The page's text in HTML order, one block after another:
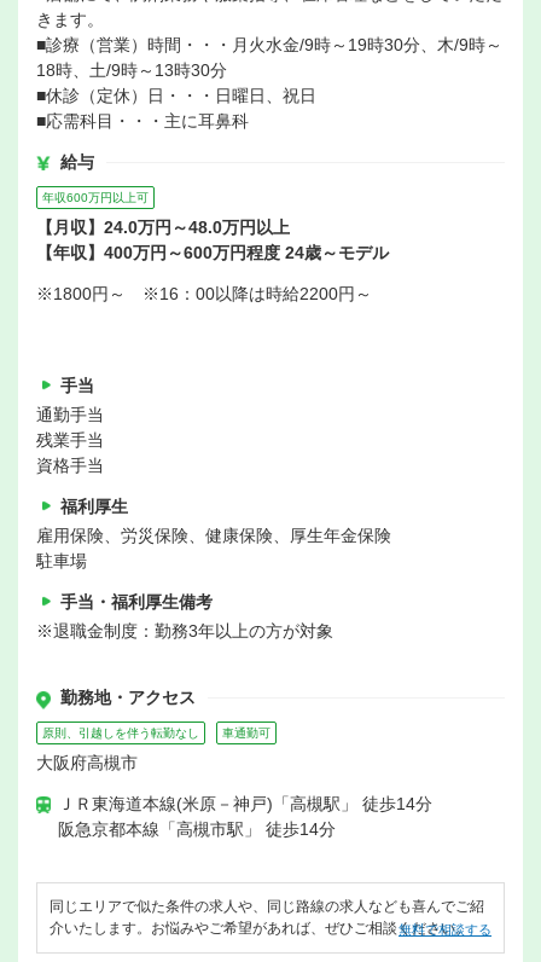
きます。
■診療（営業）時間・・・月火水金/9時～19時30分、木/9時～
18時、土/9時～13時30分
■休診（定休）日・・・日曜日、祝日
■応需科目・・・主に耳鼻科
給与
年収600万円以上可
【月収】24.0万円～48.0万円以上
【年収】400万円～600万円程度 24歳～モデル
※1800円～ ※16：00以降は時給2200円～
手当
通勤手当
残業手当
資格手当
福利厚生
雇用保険、労災保険、健康保険、厚生年金保険
駐車場
手当・福利厚生備考
※退職金制度：勤務3年以上の方が対象
勤務地・アクセス
原則、引越しを伴う転勤なし 車通勤可
大阪府高槻市
ＪＲ東海道本線(米原－神戸)「高槻駅」 徒歩14分
阪急京都本線「高槻市駅」 徒歩14分
同じエリアで似た条件の求人や、同じ路線の求人なども喜んでご紹
介いたします。お悩みやご希望があれば、ぜひご相談ください。
無料で相談する